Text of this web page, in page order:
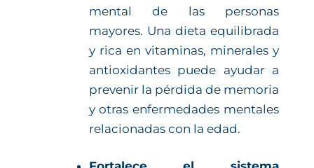
mental de las personas
mayores. Una dieta equilibrada
y rica en vitaminas, minerales y
antioxidantes puede ayudar a
prevenir la pérdida de memoria
y otras enfermedades mentales
relacionadas con la edad.